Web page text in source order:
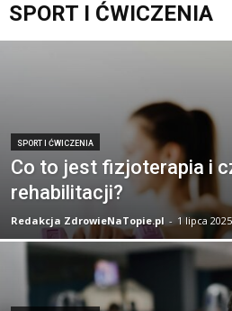
SPORT I ĆWICZENIA
SPORT I ĆWICZENIA
Co to jest fizjoterapia i
rehabilitacji?
Redakcja ZdrowieNaTopie.pl - 1 lipca 2025